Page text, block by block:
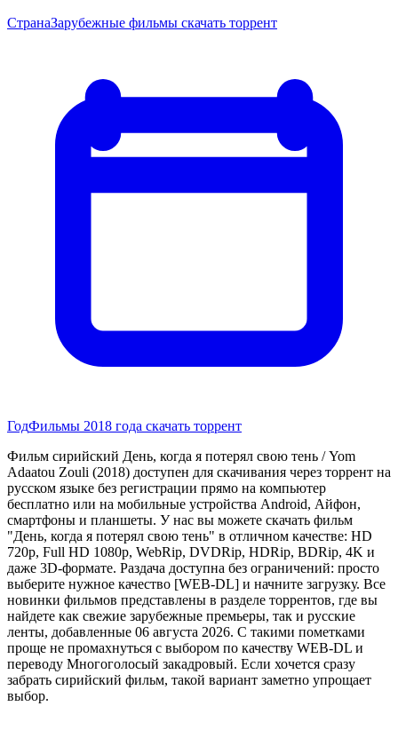
СтранаЗарубежные фильмы скачать торрент
ГодФильмы 2018 года скачать торрент
Фильм сирийский День, когда я потерял свою тень / Yom
Adaatou Zouli (2018) доступен для скачивания через торрент на
русском языке без регистрации прямо на компьютер
бесплатно или на мобильные устройства Android, Айфон,
смартфоны и планшеты. У нас вы можете скачать фильм
"День, когда я потерял свою тень" в отличном качестве: HD
720p, Full HD 1080p, WebRip, DVDRip, HDRip, BDRip, 4K и
даже 3D-формате. Раздача доступна без ограничений: просто
выберите нужное качество [WEB-DL] и начните загрузку. Все
новинки фильмов представлены в разделе торрентов, где вы
найдете как свежие зарубежные премьеры, так и русские
ленты, добавленные 06 августа 2026. С такими пометками
проще не промахнуться с выбором по качеству WEB-DL и
переводу Многоголосый закадровый. Если хочется сразу
забрать сирийский фильм, такой вариант заметно упрощает
выбор.